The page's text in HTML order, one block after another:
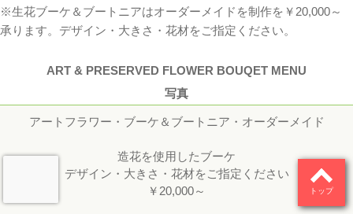
トップ
※生花ブーケ＆ブートニアはオーダーメイドを制作を￥20,000～
承ります。デザイン・大きさ・花材をご指定ください。
ART & PRESERVED FLOWER BOUQET MENU
写真
アートフラワー・ブーケ＆ブートニア・オーダーメイド
造花を使用したブーケ
デザイン・大きさ・花材をご指定ください
￥20,000～